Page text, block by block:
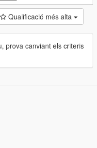
Qualificació més alta
prova canviant els criteris